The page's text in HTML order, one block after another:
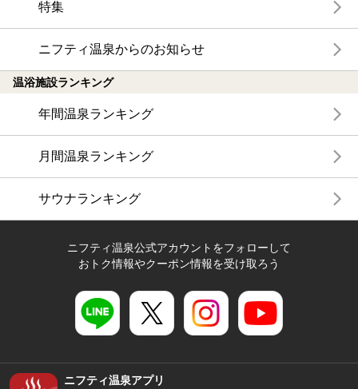
特集
ニフティ温泉からのお知らせ
温浴施設ランキング
年間温泉ランキング
月間温泉ランキング
サウナランキング
ニフティ温泉公式アカウントをフォローして
おトク情報やクーポン情報を受け取ろう
ニフティ温泉アプリ